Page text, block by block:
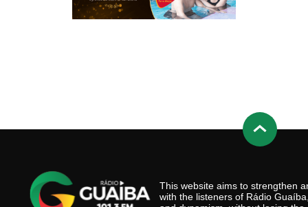
This website aims to strengthen
with the listeners of Rádio